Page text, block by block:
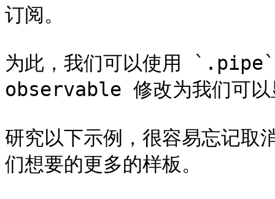
订阅。
为此，我们可以使用
observable 修改为我们可以
研究以下示例，很容易忘记
们想要的更多的样板。